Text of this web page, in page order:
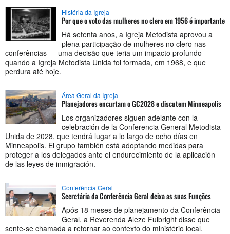
História da Igreja
Por que o voto das mulheres no clero em 1956 é importante
Há setenta anos, a Igreja Metodista aprovou a
plena participação de mulheres no clero nas
conferências — uma decisão que teria um impacto profundo
quando a Igreja Metodista Unida foi formada, em 1968, e que
perdura até hoje.
Área Geral da Igreja
Planejadores encurtam o GC2028 e discutem Minneapolis
Los organizadores siguen adelante con la
celebración de la Conferencia General Metodista
Unida de 2028, que tendrá lugar a lo largo de ocho días en
Minneapolis. El grupo también está adoptando medidas para
proteger a los delegados ante el endurecimiento de la aplicación
de las leyes de inmigración.
Conferência Geral
Secretária da Conferência Geral deixa as suas Funções
Após 18 meses de planejamento da Conferência
Geral, a Reverenda Aleze Fulbright disse que
sente-se chamada a retornar ao contexto do ministério local.